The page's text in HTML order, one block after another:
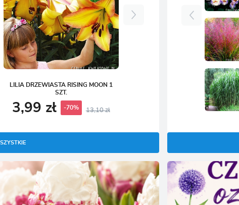
LILIA DRZEWIASTA RISING MOON 1
SZT.
3,99 zł -70% 13,10 zł